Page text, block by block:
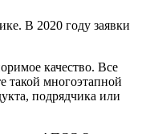
В 2020 году заявки
качество. Все
такой многоэтапной
подрядчика или